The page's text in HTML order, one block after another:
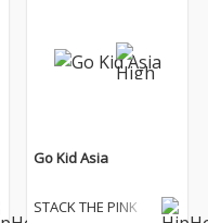
Go Kid Asia
STACK THE PINK